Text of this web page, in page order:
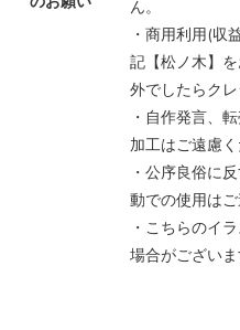
ん。
・商用利用(収
記【松ノ木】
外でしたらクレ
・自作発言、
加工はご遠慮く
・公序良俗に
動での使用はご
・こちらのイ
場合がございま